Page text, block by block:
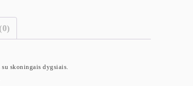
skoningais dygsiais.